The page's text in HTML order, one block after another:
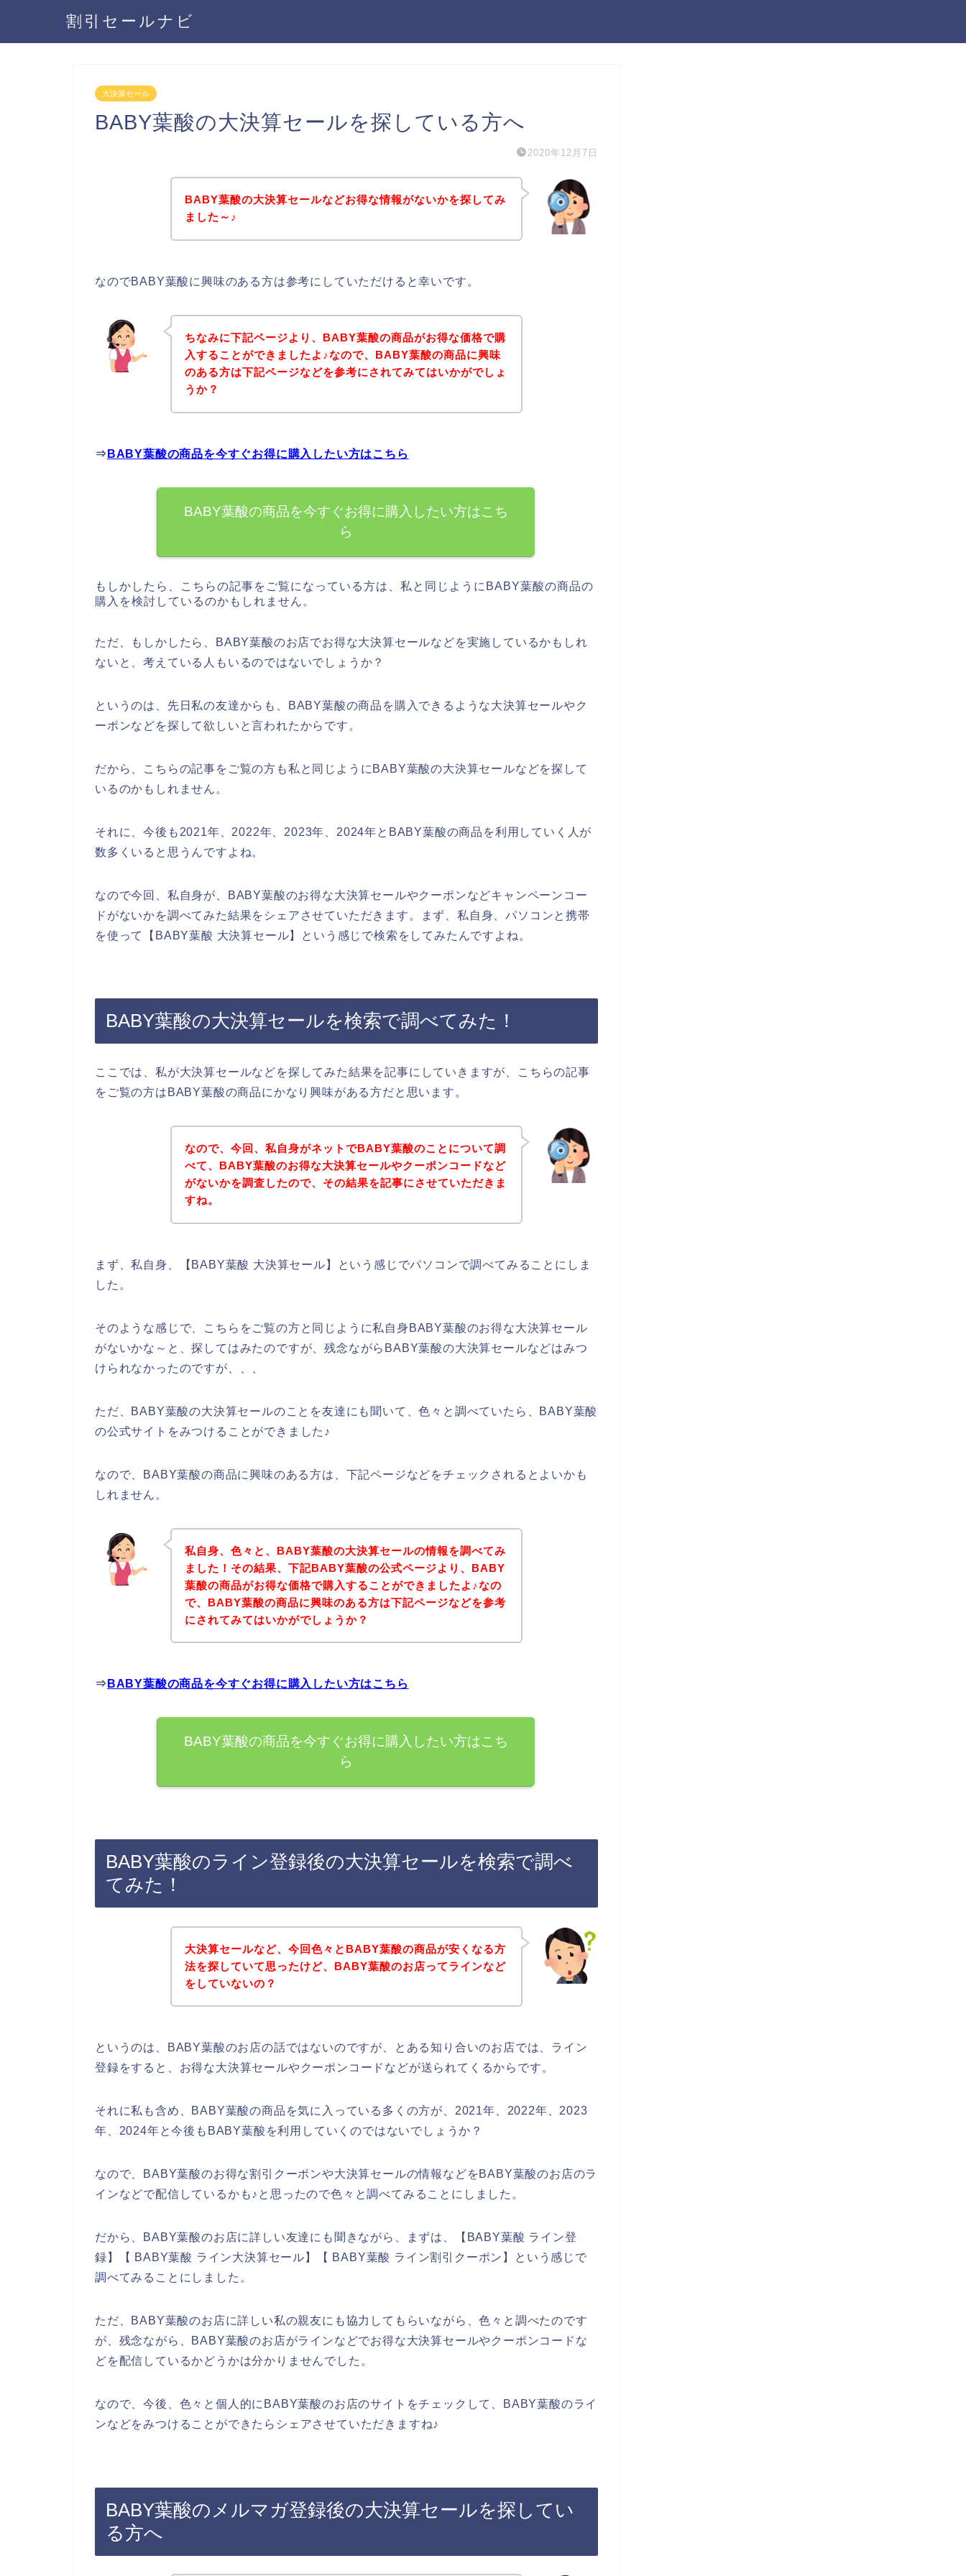
割引セールナビ
大決算セール
BABY葉酸の大決算セールを探している方へ
2020年12月7日
BABY葉酸の大決算セールなどお得な情報がないかを探してみ
ました～♪
なのでBABY葉酸に興味のある方は参考にしていただけると幸いです。
ちなみに下記ページより、BABY葉酸の商品がお得な価格で購
入することができましたよ♪なので、BABY葉酸の商品に興味
のある方は下記ページなどを参考にされてみてはいかがでしょ
うか？
⇒ BABY葉酸の商品を今すぐお得に購入したい方はこちら
BABY葉酸の商品を今すぐお得に購入したい方はこち
ら
もしかしたら、こちらの記事をご覧になっている方は、私と同じようにBABY葉酸の商品の
購入を検討しているのかもしれません。
ただ、もしかしたら、BABY葉酸のお店でお得な大決算セールなどを実施しているかもしれ
ないと、考えている人もいるのではないでしょうか？
というのは、先日私の友達からも、BABY葉酸の商品を購入できるような大決算セールやク
ーポンなどを探して欲しいと言われたからです。
だから、こちらの記事をご覧の方も私と同じようにBABY葉酸の大決算セールなどを探して
いるのかもしれません。
それに、今後も2021年、2022年、2023年、2024年とBABY葉酸の商品を利用していく人が
数多くいると思うんですよね。
なので今回、私自身が、BABY葉酸のお得な大決算セールやクーポンなどキャンペーンコー
ドがないかを調べてみた結果をシェアさせていただきます。まず、私自身、パソコンと携帯
を使って【BABY葉酸 大決算セール】という感じで検索をしてみたんですよね。
BABY葉酸の大決算セールを検索で調べてみた！
ここでは、私が大決算セールなどを探してみた結果を記事にしていきますが、こちらの記事
をご覧の方はBABY葉酸の商品にかなり興味がある方だと思います。
なので、今回、私自身がネットでBABY葉酸のことについて調
べて、BABY葉酸のお得な大決算セールやクーポンコードなど
がないかを調査したので、その結果を記事にさせていただきま
すね。
まず、私自身、【BABY葉酸 大決算セール】という感じでパソコンで調べてみることにしま
した。
そのような感じで、こちらをご覧の方と同じように私自身BABY葉酸のお得な大決算セール
がないかな～と、探してはみたのですが、残念ながらBABY葉酸の大決算セールなどはみつ
けられなかったのですが、、、
ただ、BABY葉酸の大決算セールのことを友達にも聞いて、色々と調べていたら、BABY葉酸
の公式サイトをみつけることができました♪
なので、BABY葉酸の商品に興味のある方は、下記ページなどをチェックされるとよいかも
しれません。
私自身、色々と、BABY葉酸の大決算セールの情報を調べてみ
ました！その結果、下記BABY葉酸の公式ページより、BABY
葉酸の商品がお得な価格で購入することができましたよ♪なの
で、BABY葉酸の商品に興味のある方は下記ページなどを参考
にされてみてはいかがでしょうか？
⇒ BABY葉酸の商品を今すぐお得に購入したい方はこちら
BABY葉酸の商品を今すぐお得に購入したい方はこち
ら
BABY葉酸のライン登録後の大決算セールを検索で調べ
てみた！
大決算セールなど、今回色々とBABY葉酸の商品が安くなる方
法を探していて思ったけど、BABY葉酸のお店ってラインなど
をしていないの？
というのは、BABY葉酸のお店の話ではないのですが、とある知り合いのお店では、ライン
登録をすると、お得な大決算セールやクーポンコードなどが送られてくるからです。
それに私も含め、BABY葉酸の商品を気に入っている多くの方が、2021年、2022年、2023
年、2024年と今後もBABY葉酸を利用していくのではないでしょうか？
なので、BABY葉酸のお得な割引クーポンや大決算セールの情報などをBABY葉酸のお店のラ
インなどで配信しているかも♪と思ったので色々と調べてみることにしました。
だから、BABY葉酸のお店に詳しい友達にも聞きながら、まずは、【BABY葉酸 ライン登
録】【 BABY葉酸 ライン大決算セール】【 BABY葉酸 ライン割引クーポン】という感じで
調べてみることにしました。
ただ、BABY葉酸のお店に詳しい私の親友にも協力してもらいながら、色々と調べたのです
が、残念ながら、BABY葉酸のお店がラインなどでお得な大決算セールやクーポンコードな
どを配信しているかどうかは分かりませんでした。
なので、今後、色々と個人的にBABY葉酸のお店のサイトをチェックして、BABY葉酸のライ
ンなどをみつけることができたらシェアさせていただきますね♪
BABY葉酸のメルマガ登録後の大決算セールを探してい
る方へ